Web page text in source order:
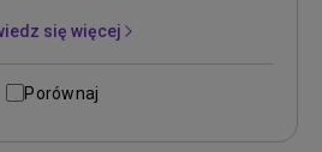
się więcej
Porównaj